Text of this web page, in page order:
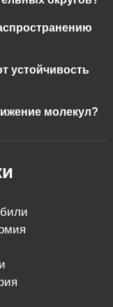
устойчивость
молекул?